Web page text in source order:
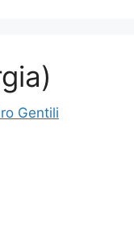
Gentili